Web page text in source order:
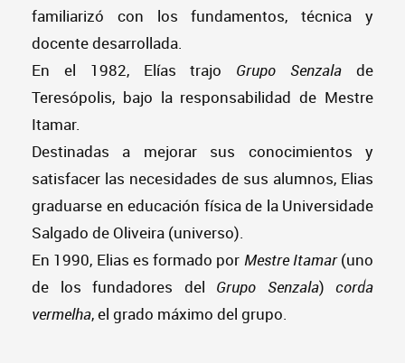
familiarizó con los fundamentos, técnica y
docente desarrollada.
En el 1982, Elías trajo Grupo Senzala de
Teresópolis, bajo la responsabilidad de Mestre
Itamar.
Destinadas a mejorar sus conocimientos y
satisfacer las necesidades de sus alumnos, Elias
graduarse en educación física de la Universidade
Salgado de Oliveira (universo).
En 1990, Elias es formado por Mestre Itamar(uno
de los fundadores del Grupo Senzala) corda
vermelha, el grado máximo del grupo.